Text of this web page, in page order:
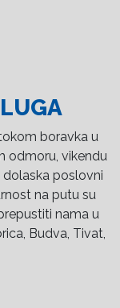
boravka u
odmoru, vikendu
poslovni
na putu su
nama u
Budva, Tivat,